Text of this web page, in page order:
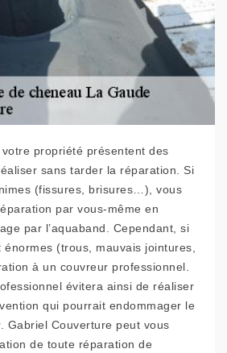
propriété présentent des
sans tarder la réparation. Si
(fissures, brisures…), vous
par vous-même en
par l’aquaband. Cependant, si
énormes (trous, mauvais jointures,
à un couvreur professionnel.
évitera ainsi de réaliser
qui pourrait endommager le
Gabriel Couverture peut vous
de toute réparation de